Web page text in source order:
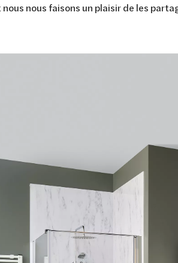
nous faisons un plaisir de les